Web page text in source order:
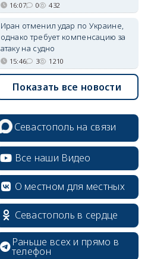
16:07 0 432
Иран отменил удар по Украине,
однако требует компенсацию за
атаку на судно
15:46 3 1210
Показать все новости
Севастополь на связи
Все наши Видео
О местном для местных
Севастополь в сердце
Раньше всех и прямо в
телефон